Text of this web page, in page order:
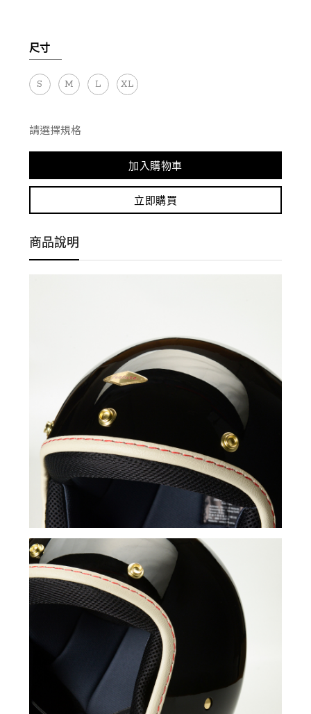
尺寸
S M L XL
請選擇規格
加入購物車
立即購買
商品說明